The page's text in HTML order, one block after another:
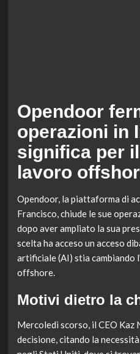
Opendoor
operazioni in
significa per
lavoro
Opendoor, la piattaforma di
Francisco, chiude le sue
dopo aver ampliato la sua
scelta ha acceso un acceso
artificiale (AI) stia cambiando
offshore.
Motivi dietro la
Mercoledì scorso, il CEO Kaz
decisione, citando la